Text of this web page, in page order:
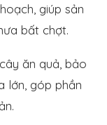
giúp sản
bất chợt.
ăn quả, bảo
lớn, góp phần